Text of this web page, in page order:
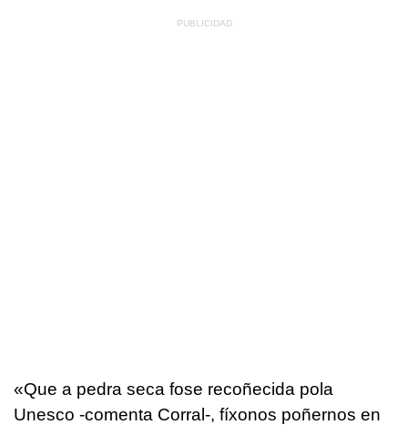
«Que a pedra seca fose recoñecida pola
Unesco -comenta Corral-, fíxonos poñernos en